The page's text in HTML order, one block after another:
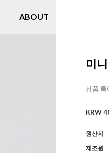
ABOUT
미
상품 특
KRW
원산지
제조원